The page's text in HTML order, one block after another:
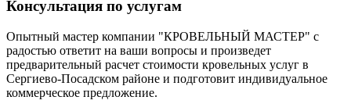
Консультация по услугам
Опытный мастер компании "КРОВЕЛЬНЫЙ МАСТЕР" с
радостью ответит на ваши вопросы и произведет
предварительный расчет стоимости кровельных услуг в
Сергиево-Посадском районе и подготовит индивидуальное
коммерческое предложение.